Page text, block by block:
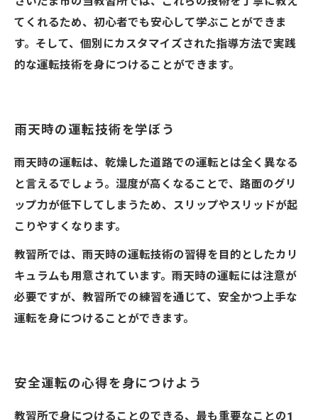
てくれるため、初心者でも安心して学ぶことができま
す。そして、個別にカスタマイズされた指導方法で実践
的な運転技術を身につけることができます。
雨天時の運転技術を学ぼう
雨天時の運転は、乾燥した道路での運転とは全く異なる
と言えるでしょう。湿度が高くなることで、路面のグリ
ップ力が低下してしまうため、スリップやスリッドが起
こりやすくなります。
教習所では、雨天時の運転技術の習得を目的としたカリ
キュラムも用意されています。雨天時の運転には注意が
必要ですが、教習所での練習を通じて、安全かつ上手な
運転を身につけることができます。
安全運転の心得を身につけよう
教習所で身につけることのできる、最も重要なことの1